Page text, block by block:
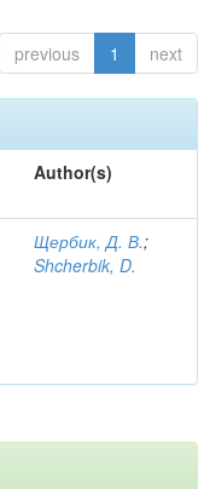
previous 1 next
Author(s)
Щербик, Д. В.;
Shcherbik, D.